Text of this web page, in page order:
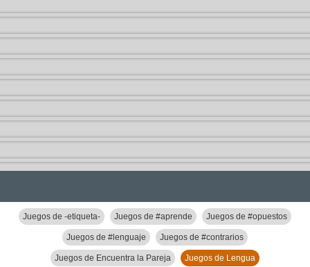
Juegos de -etiqueta- Juegos de #aprende Juegos de #opuestos
Juegos de #lenguaje Juegos de #contrarios
Juegos de Encuentra la Pareja Juegos de Lengua